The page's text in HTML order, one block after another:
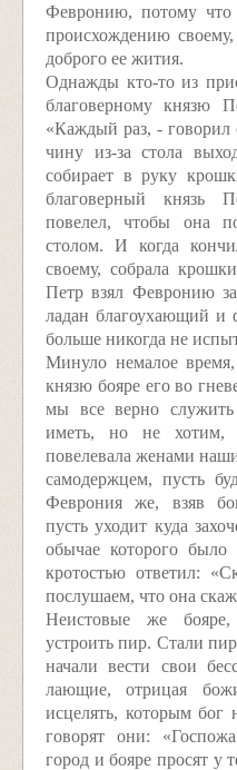
Февронию, потому что
происхождению
доброго ее жития.
Однажды кто-то из
благоверному князю
«Каждый раз, - говорил
чину из-за стола
собирает в руку
благоверный князь
повелел, чтобы она
столом. И когда
своему, собрала
Петр взял Февронию
ладан благоухающий
больше никогда не
Минуло немалое
князю бояре его во
мы все верно
иметь, но не хотим,
повелевала женами
самодержцем, пусть
Феврония же, взяв
пусть уходит куда
обычае которого
кротостью ответил:
послушаем, что она
Неистовые же
устроить пир. Стали
начали вести свои
лающие, отрицая
исцелять, которым
говорят они:
город и бояре просят у